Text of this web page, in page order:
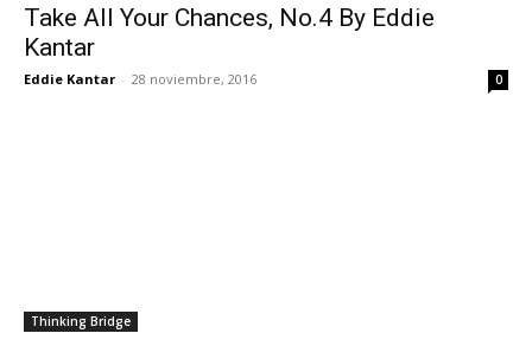
Take All Your Chances, No.4 By Eddie
Kantar
Eddie Kantar - 28 noviembre, 2016 0
Thinking Bridge